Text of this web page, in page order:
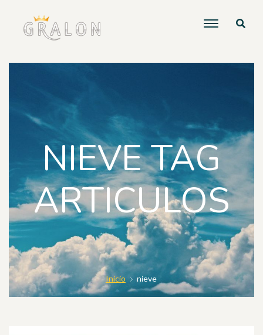
NIEVE TAG
ARTICULOS
Inicio nieve